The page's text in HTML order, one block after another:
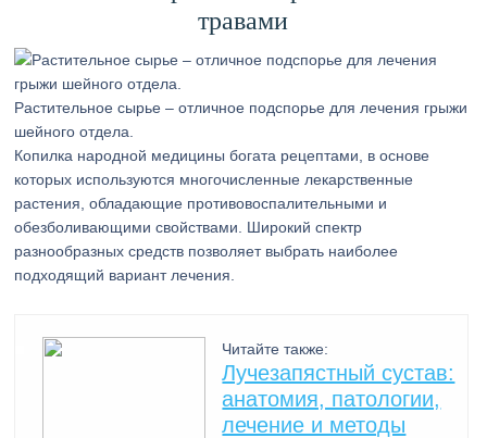
травами
Растительное сырье – отличное подспорье для лечения грыжи
шейного отдела.
Копилка народной медицины богата рецептами, в основе
которых используются многочисленные лекарственные
растения, обладающие противовоспалительными и
обезболивающими свойствами. Широкий спектр
разнообразных средств позволяет выбрать наиболее
подходящий вариант лечения.
Читайте также:
Лучезапястный сустав:
анатомия, патологии,
лечение и методы